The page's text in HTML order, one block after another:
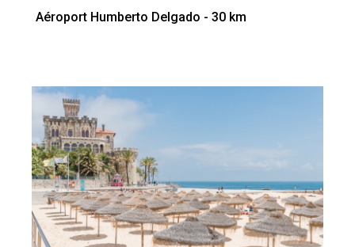
Aéroport Humberto Delgado - 30 km